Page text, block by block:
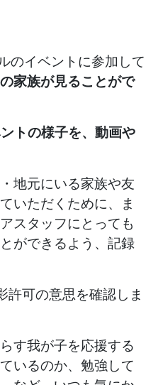
のイベントに参加して
家族が見ることがで
トの様子を、動画や
地元にいる家族や友
いただくために、ま
スタッフにとっても
ができるよう、記録
許可の意思を確認しま
す我が子を応援する
いるのか、勉強して